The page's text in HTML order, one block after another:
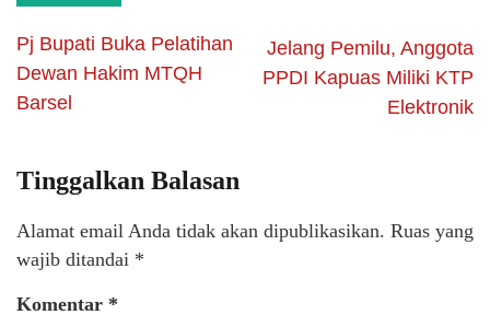
Pj Bupati Buka Pelatihan
Dewan Hakim MTQH
Barsel
Jelang Pemilu, Anggota
PPDI Kapuas Miliki KTP
Elektronik
Tinggalkan Balasan
Alamat email Anda tidak akan dipublikasikan. Ruas yang
wajib ditandai *
Komentar *